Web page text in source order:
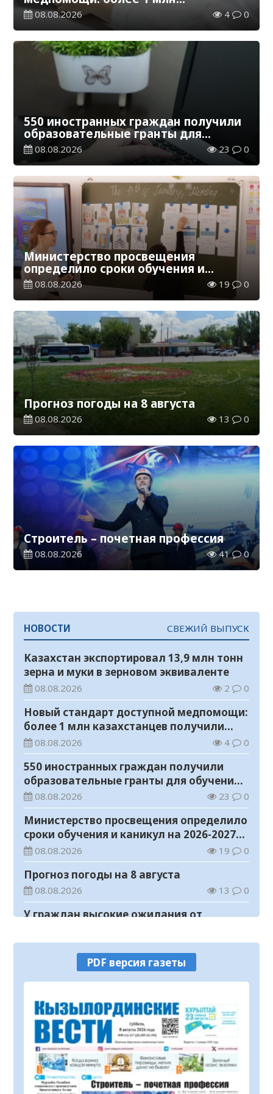
казахстанцев получили
телемедицинские услуги
08.08.2026 4 0
550 иностранных граждан получили
образовательные гранты для
обучения в Казахстане
08.08.2026 23 0
Министерство просвещения
определило сроки обучения и
каникул на 2026-2027 учебный год
08.08.2026 19 0
Прогноз погоды на 8 августа
08.08.2026 13 0
Строитель – почетная профессия
08.08.2026 41 0
НОВОСТИ СВЕЖИЙ ВЫПУСК
Казахстан экспортировал 13,9 млн тонн
зерна и муки в зерновом эквиваленте
08.08.2026 2 0
Новый стандарт доступной медпомощи:
более 1 млн казахстанцев получили
телемедицинские услуги
08.08.2026 4 0
550 иностранных граждан получили
образовательные гранты для обучения в
Казахстане
08.08.2026 23 0
Министерство просвещения определило
сроки обучения и каникул на 2026-2027
учебный год
08.08.2026 19 0
Прогноз погоды на 8 августа
08.08.2026 13 0
У граждан высокие ожидания от
общественного мнения
07.08.2026 64 0
В Жанакоргане введена в эксплуатацию
водораспределительная станция
07.08.2026
В Кызылординской области
продолжается экологическая акция
«Таза Қазақстан»
07.08.2026 75
В Кызылорде пройдет ярмарка
PDF версия газеты